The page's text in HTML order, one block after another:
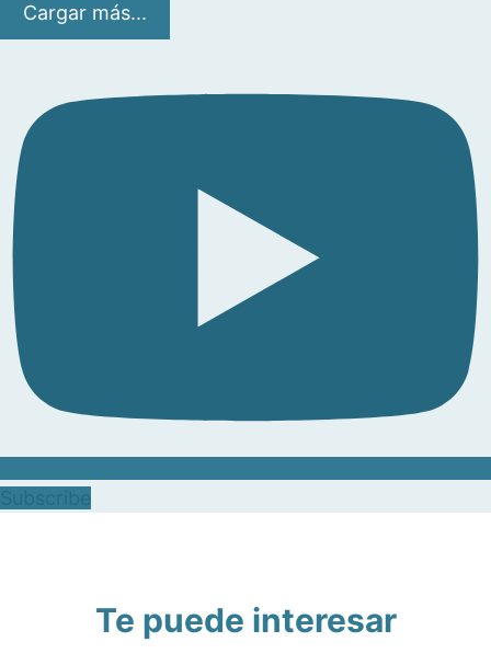
Cargar más...
Te puede interesar